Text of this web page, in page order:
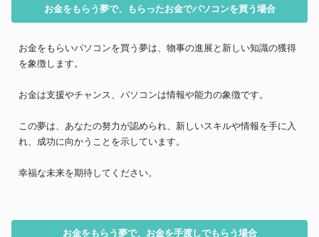
お金をもらう夢で、もらったお金でパソコンを買う場合
お金をもらいパソコンを買う夢は、物事の進展と新しい知識の獲得
を象徴します。
お金は支援やチャンス、パソコンは情報や能力の象徴です。
この夢は、あなたの努力が認められ、新しいスキルや情報を手に入
れ、成功に向かうことを示しています。
幸福な未来を期待してください。
お金をもらう夢で、お金を手渡しでもらう場合